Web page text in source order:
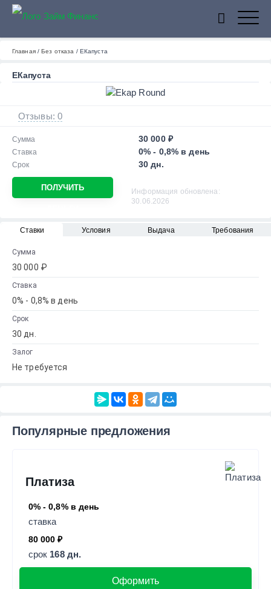
ZaymFinans
Главная/Без отказа / ЕКапуста
ЕКапуста
Отзывы: 0
Сумма 30 000 ₽
Ставка 0% - 0,8% в день
Срок 30 дн.
ПОЛУЧИТЬ
Информация обновлена:
30.06.2026
Ставки Условия Выдача Требования
Сумма
30 000 ₽
Ставка
0% - 0,8% в день
Срок
30 дн.
Залог
Не требуется
Популярные предложения
Платиза
0% - 0,8% в день
ставка
80 000 ₽
срок 168 дн.
Оформить